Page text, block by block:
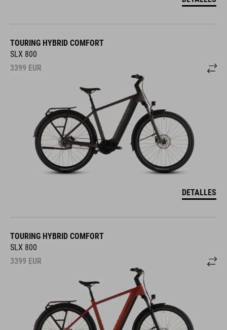
TOURING HYBRID COMFORT
SLX 800
3399 EUR
DETALLES
TOURING HYBRID COMFORT
SLX 800
3399 EUR